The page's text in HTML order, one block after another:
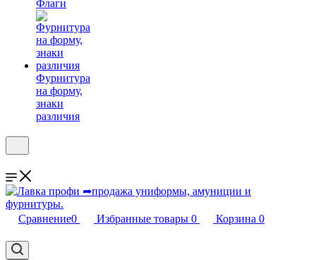
Флаги
Фурнитура
на форму,
знаки
различия
Сравнение0 Избранные товары 0 Корзина 0